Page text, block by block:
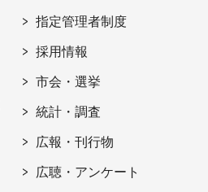
指定管理者制度
採用情報
市会・選挙
統計・調査
広報・刊行物
広聴・アンケート